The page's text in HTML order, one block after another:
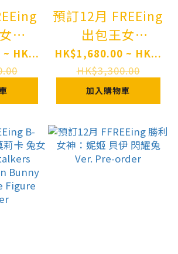
手川
To
Yui
1/3
HK...
預訂12月 FREEing
出包王女
DARKNESS 菈菈
·薩塔琳·戴比路
克 裸腿兔女郎Ver.
To Love-Ru
Darkness Lala
Satalin Deviluke:
Bare Leg Bunny
HK$1,680.00 ~ HK...
HK$3,300.00
加入購物車